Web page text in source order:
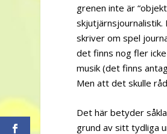
grenen inte är
skjutjärnsjournalistik.
skriver om spel
det finns nog fler
musik (det finns
Men att det skulle
Det här betyder
grund av sitt tydliga